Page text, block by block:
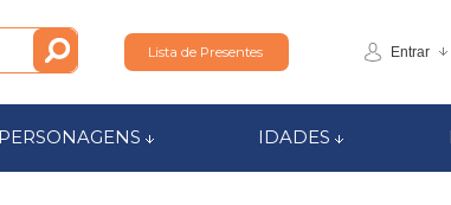
Lista de Presentes Entrar
PERSONAGENS IDADES